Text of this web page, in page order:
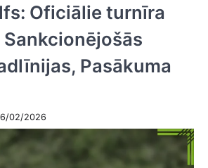
Oficiālie turnīra
Pasākuma
02/2026